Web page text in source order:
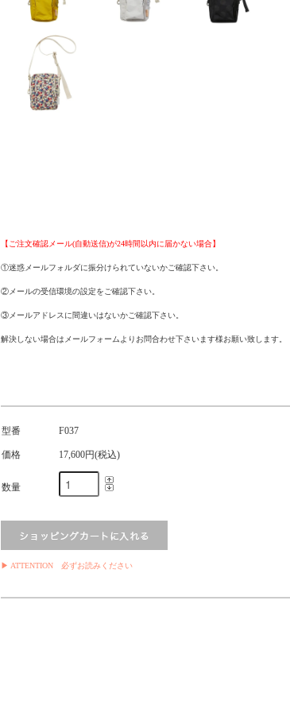
【ご注文確認メール(自動送信)が24時間以内に届かない場合】
①迷惑メールフォルダに振分けられていないかご確認下さい。
②メールの受信環境の設定をご確認下さい。
③メールアドレスに間違いはないかご確認下さい。
解決しない場合はメールフォームよりお問合わせ下さいます様お願い致します。
型番 F037
価格 17,600円(税込)
数量
▶ ATTENTION 必ずお読みください